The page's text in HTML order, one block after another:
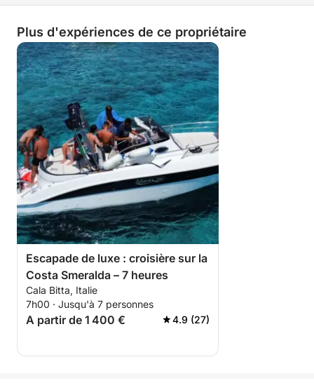
Plus d'expériences de ce propriétaire
Escapade de luxe : croisière sur la
Costa Smeralda – 7 heures
Cala Bitta, Italie
7h00 · Jusqu'à 7 personnes
A partir de 1 400 € 4.9 (27)